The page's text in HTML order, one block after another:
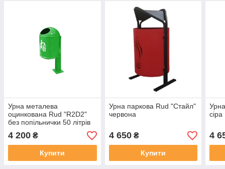
Урна металева
оцинкована Rud "R2D2"
без попільнички 50 літрів
салатова
4 200 ₴
Купити
Урна паркова Rud "Стайл"
червона
4 650₴
Купити
сіра
4